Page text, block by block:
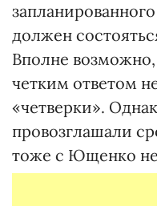
должен
Вполне возможно,
четким ответом
«четверки».
провозглашали
тоже с Ющенко не